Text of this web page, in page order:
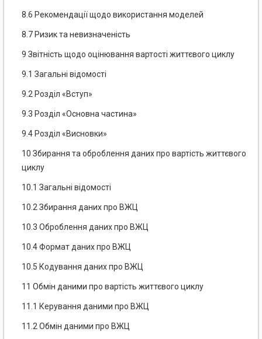
8.6 Рекомендації щодо використання моделей
8.7 Ризик та невизначеність
9 Звітність щодо оцінювання вартості життєвого циклу
9.1 Загальні відомості
9.2 Розділ «Вступ»
9.3 Розділ «Основна частина»
9.4 Розділ «Висновки»
10 Збирання та оброблення даних про вартість життєвого
циклу
10.1 Загальні відомості
10.2 Збирання даних про ВЖЦ
10.3 Оброблення даних про ВЖЦ
10.4 Формат даних про ВЖЦ
10.5 Кодування даних про ВЖЦ
11 Обмін даними про вартість життєвого циклу
11.1 Керування даними про ВЖЦ
11.2 Обмін даними про ВЖЦ